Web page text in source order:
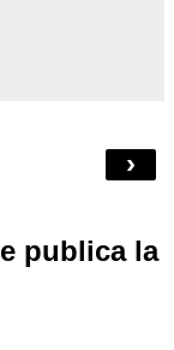
›
publica la